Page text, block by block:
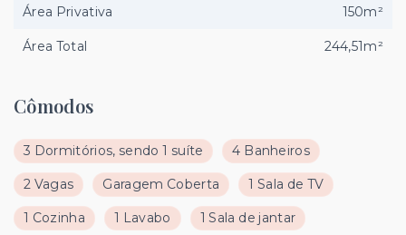
Cômodos
3 Dormitórios, sendo 1 suíte 4 Banheiros
2 Vagas Garagem Coberta 1 Sala de TV
1 Cozinha 1 Lavabo 1 Sala de jantar
Área Privativa 150m²
Área Total 244,51m²